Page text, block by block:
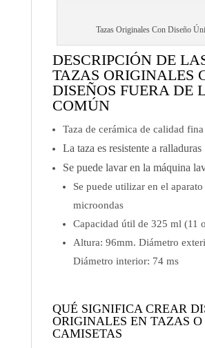
Tazas Originales Con Diseño
DESCRIPCIÓN DE
TAZAS ORIGINALES
DISEÑOS FUERA DE
COMÚN
Taza de cerámica de calidad fina
La taza es resistente a ralladuras
Se puede lavar en la máquina
Se puede utilizar en el aparato
microondas
Capacidad útil de 325 ml (11
Altura: 96mm. Diámetro
Diámetro interior: 74 ms
QUÉ SIGNIFICA CREAR
ORIGINALES EN TAZAS O
CAMISETAS